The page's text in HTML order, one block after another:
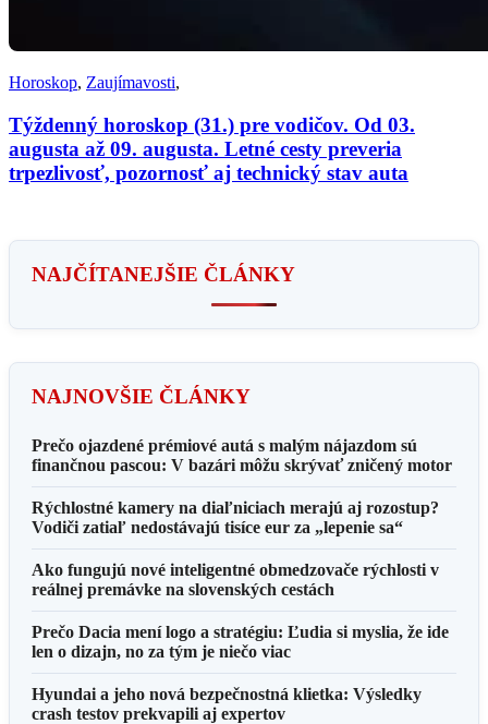
Horoskop, Zaujímavosti,
Týždenný horoskop (31.) pre vodičov. Od 03.
augusta až 09. augusta. Letné cesty preveria
trpezlivosť, pozornosť aj technický stav auta
NAJČÍTANEJŠIE ČLÁNKY
NAJNOVŠIE ČLÁNKY
Prečo ojazdené prémiové autá s malým nájazdom sú
finančnou pascou: V bazári môžu skrývať zničený motor
Rýchlostné kamery na diaľniciach merajú aj rozostup?
Vodiči zatiaľ nedostávajú tisíce eur za „lepenie sa“
Ako fungujú nové inteligentné obmedzovače rýchlosti v
reálnej premávke na slovenských cestách
Prečo Dacia mení logo a stratégiu: Ľudia si myslia, že ide
len o dizajn, no za tým je niečo viac
Hyundai a jeho nová bezpečnostná klietka: Výsledky
crash testov prekvapili aj expertov